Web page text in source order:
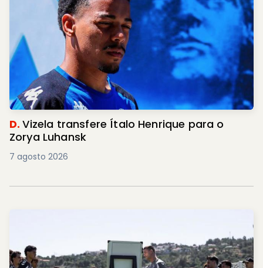
D.Vizela transfere Ítalo Henrique para o
Zorya Luhansk
7 agosto 2026